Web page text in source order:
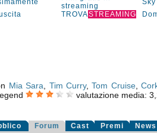
streaming
Sky
TROVASTREAMING
Mia Sara Tim Curry,Tom Cruise,
valutazione media:
Forum Cast Premi News